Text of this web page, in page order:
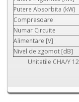
Putere Absorbita (kW)
Compresoare
Numar Circuite
Alimentare [V]
Nivel de zgomot [dB]
Unitatile CHA/Y